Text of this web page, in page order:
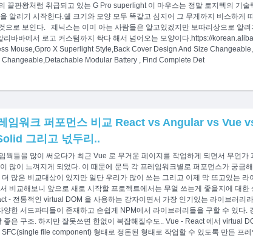
끝판왕처럼 취급되고 있는 G Pro superlight 이 마우스는 정말 로지텍의 기
알리기 시작한다.쉘 크기와 모양 모두 똑같고 심지어 그 무게까지 비스하
으로 보인다. 제닉스는 이미 아는 사람들은 알고있겠지만 보따리상으로 알
리바바에서 로고 커스텀까지 싹다 해서 넘어오는 모양이다.https://
Mouse,Gpro X Superlight Style,Back Cover Design And Size
Changeable,Detachable Modular Battery , Find Complete Det
임워크 퍼포먼스 비교 React vs Angular vs Vue
그리고 넋두리..
웍들을 많이 써오다가 최근 Vue 로 무거운 페이지를 작업하게 되면서 무언가
많이 느껴지게 되었다. 이 때문에 문득 각 프레임워크별로 퍼포먼스가 궁금
많은 비교대상이 있지만 일단 우리가 많이 쓰는 그리고 이제 막 뜨고있는 라
비교해보니 앞으로 새로 시작할 프로젝트에서는 무얼 쓰는게 좋을지에 대한
- 전통적인 virtual DOM 을 사용하는 강자이면서 가장 인기있는 라이브러리
양한 서드파티들이 존재하고 손쉽게 NPM에서 라이브러리들을 구할 수 있다.
좋은 구조. 하지만 잘못쓰면 한없이 복잡해질수도.. Vue - React 에서 virtual
SFC(single file component) 형태로 정돈된 형태로 작업할 수 있도록 만든 프레